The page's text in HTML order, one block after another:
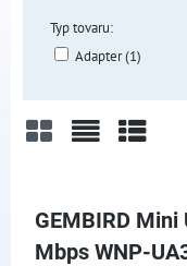
Typ tovaru:
Adapter (1)
GEMBIRD Mini
Mbps WNP-